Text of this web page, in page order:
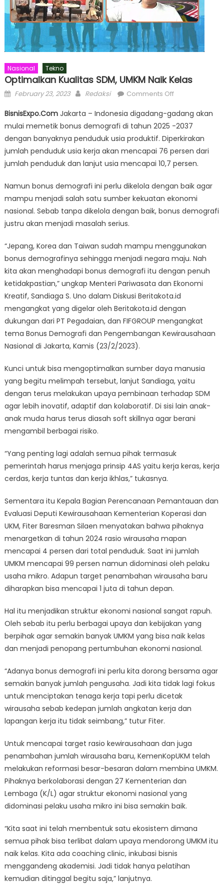
Nasional Tekno
Optimalkan Kualitas SDM, UMKM Naik Kelas
Posted
February 23, 2023 Author
Redaksi Comments Offon
Kualitas
SDM,
UMKM
Naik
Kelas
BisnisExpo.ComJakarta – Indonesia digadang-gadang akan
mulai memetik bonus demografi di tahun 2025 -2037
dengan banyaknya penduduk usia produktif. Diperkirakan
jumlah penduduk usia kerja akan mencapai 76 persen dari
jumlah penduduk dan lanjut usia mencapai 10,7 persen.
Namun bonus demografi ini perlu dikelola dengan baik agar
mampu menjadi salah satu sumber kekuatan ekonomi
nasional. Sebab tanpa dikelola dengan baik, bonus demografi
justru akan menjadi masalah serius.
“Jepang, Korea dan Taiwan sudah mampu menggunakan
bonus demografinya sehingga menjadi negara maju. Nah
kita akan menghadapi bonus demografi itu dengan penuh
ketidakpastian,” ungkap Menteri Pariwasata dan Ekonomi
Kreatif, Sandiaga S. Uno dalam Diskusi Beritakota.id
mengangkat yang digelar oleh Beritakota.id dengan
dukungan dari PT Pegadaian, dan FIFGROUP mengangkat
tema Bonus Demografi dan Pengembangan Kewirausahaan
Nasional di Jakarta, Kamis (23/2/2023).
Kunci untuk bisa mengoptimalkan sumber daya manusia
yang begitu melimpah tersebut, lanjut Sandiaga, yaitu
dengan terus melakukan upaya pembinaan terhadap SDM
agar lebih inovatif, adaptif dan kolaboratif. Di sisi lain anak-
anak muda harus terus diasah soft skillnya agar berani
mengambil berbagai risiko.
“Yang penting lagi adalah semua pihak termasuk
pemerintah harus menjaga prinsip 4AS yaitu kerja keras, kerja
cerdas, kerja tuntas dan kerja ikhlas,” tukasnya.
Sementara itu Kepala Bagian Perencanaan Pemantauan dan
Evaluasi Deputi Kewirausahaan Kementerian Koperasi dan
UKM, Fiter Baresman Silaen menyatakan bahwa pihaknya
menargetkan di tahun 2024 rasio wirausaha mapan
mencapai 4 persen dari total penduduk. Saat ini jumlah
UMKM mencapai 99 persen namun didominasi oleh pelaku
usaha mikro. Adapun target penambahan wirausaha baru
diharapkan bisa mencapai 1 juta di tahun depan.
Hal itu menjadikan struktur ekonomi nasional sangat rapuh.
Oleh sebab itu perlu berbagai upaya dan kebijakan yang
berpihak agar semakin banyak UMKM yang bisa naik kelas
dan menjadi penopang pertumbuhan ekonomi nasional.
“Adanya bonus demografi ini perlu kita dorong bersama agar
semakin banyak jumlah pengusaha. Jadi kita tidak lagi fokus
untuk menciptakan tenaga kerja tapi perlu dicetak
wirausaha sebab kedepan jumlah angkatan kerja dan
lapangan kerja itu tidak seimbang,” tutur Fiter.
Untuk mencapai target rasio kewirausahaan dan juga
penambahan jumlah wirausaha baru, KemenKopUKM telah
melakukan reformasi besar-besaran dalam membina UMKM.
Pihaknya berkolaborasi dengan 27 Kementerian dan
Lembaga (K/L) agar struktur ekonomi nasional yang
didominasi pelaku usaha mikro ini bisa semakin baik.
“Kita saat ini telah membentuk satu ekosistem dimana
semua pihak bisa terlibat dalam upaya mendorong UMKM itu
naik kelas. Kita ada coaching clinic, inkubasi bisnis
menggandeng akademisi. Jadi tidak hanya pelatihan
kemudian ditinggal begitu saja,” lanjutnya.